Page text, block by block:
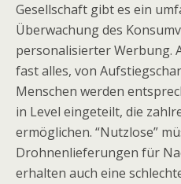
Gesellschaft gibt es ein
Überwachung des
personalisierter Werbung.
fast alles, von
Menschen werden
in Level eingeteilt, die
ermöglichen. “Nutzlose”
Drohnenlieferungen für
erhalten auch eine